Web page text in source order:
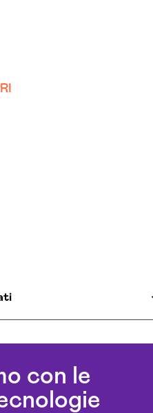
Terni
con le